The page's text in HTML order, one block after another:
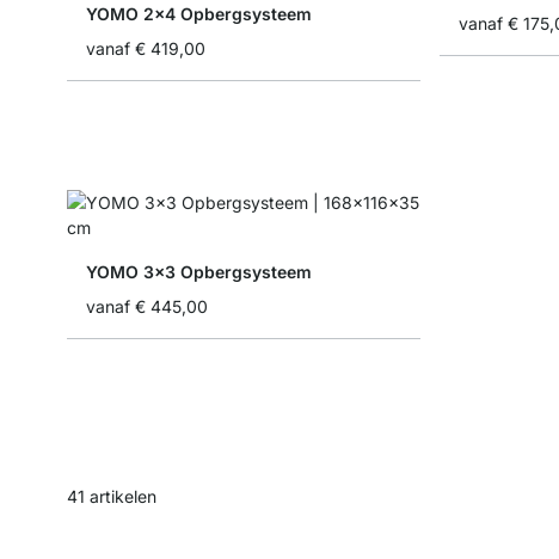
YOMO 2x4 Opbergsysteem
vanaf € 419,00
vanaf €
YOMO 3x3 Opbergsysteem
vanaf € 445,00
41 artikelen